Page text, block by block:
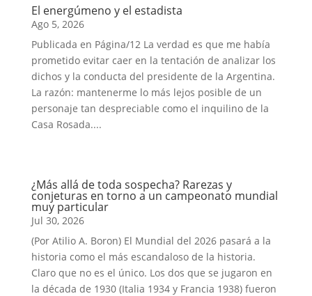
El energúmeno y el estadista
Ago 5, 2026
Publicada en Página/12 La verdad es que me había
prometido evitar caer en la tentación de analizar los
dichos y la conducta del presidente de la Argentina.
La razón: mantenerme lo más lejos posible de un
personaje tan despreciable como el inquilino de la
Casa Rosada....
¿Más allá de toda sospecha? Rarezas y
conjeturas en torno a un campeonato mundial
muy particular
Jul 30, 2026
(Por Atilio A. Boron) El Mundial del 2026 pasará a la
historia como el más escandaloso de la historia.
Claro que no es el único. Los dos que se jugaron en
la década de 1930 (Italia 1934 y Francia 1938) fueron